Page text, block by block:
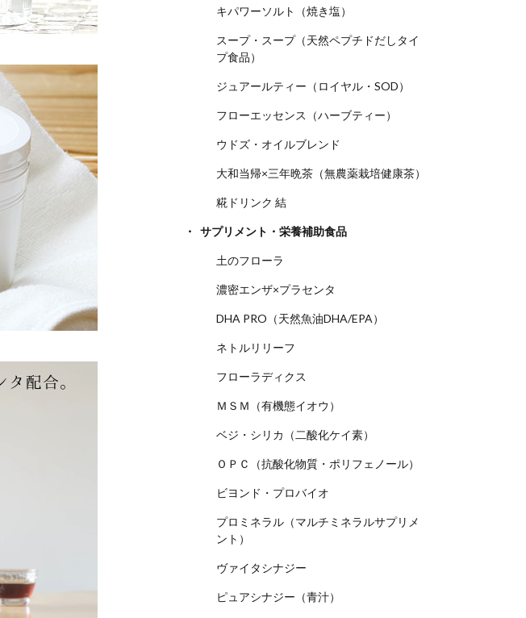
キパワーソルト（焼き塩）
スープ・スープ（天然ペプチドだしタイ
プ食品）
ジュアールティー（ロイヤル・SOD）
フローエッセンス（ハーブティー）
ウドズ・オイルブレンド
大和当帰×三年晩茶（無農薬栽培健康茶）
糀ドリンク 結
サプリメント・栄養補助食品
土のフローラ
濃密エンザ×プラセンタ
DHA PRO（天然魚油DHA/EPA）
ネトルリリーフ
フローラディクス
ＭＳＭ（有機態イオウ）
ベジ・シリカ（二酸化ケイ素）
ＯＰＣ（抗酸化物質・ポリフェノール）
ビヨンド・プロバイオ
プロミネラル（マルチミネラルサプリメ
ント）
ヴァイタシナジー
ピュアシナジー（青汁）